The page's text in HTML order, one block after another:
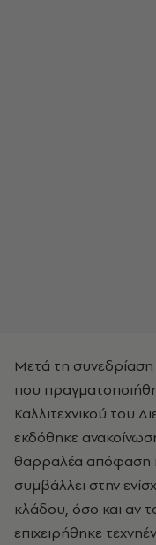
Μετά τη
που
Καλλιτεχνικού του
εκδόθηκε
θαρραλέα απόφαση
συμβάλλει στην
κλάδου, όσο και αν
επιχειρήθηκε